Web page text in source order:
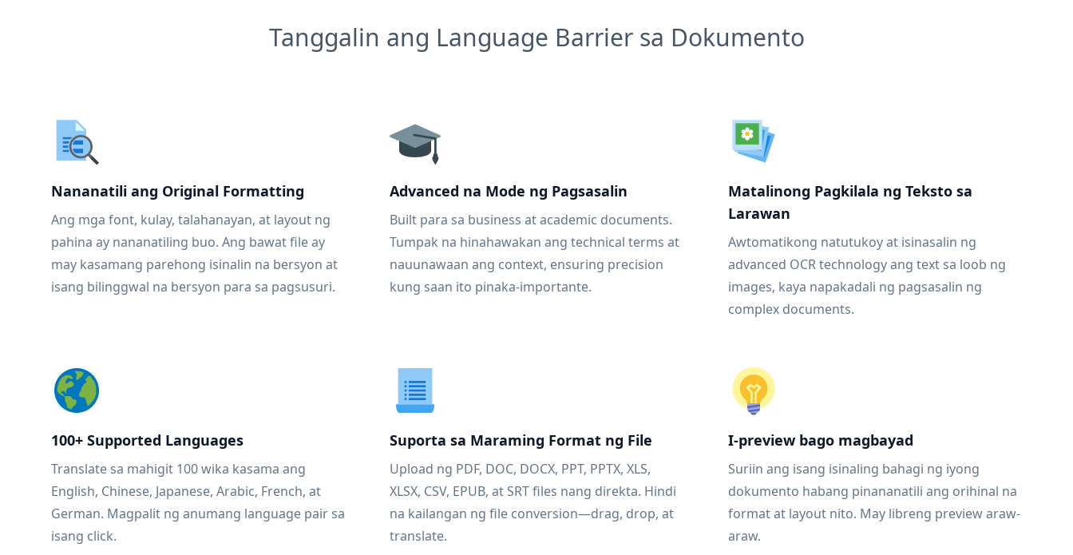
Tanggalin ang Language Barrier sa Dokumento
Nananatili ang Original Formatting
Ang mga font, kulay, talahanayan, at layout ng
pahina ay nananatiling buo. Ang bawat file ay
may kasamang parehong isinalin na bersyon at
isang bilinggwal na bersyon para sa pagsusuri.
Advanced na Mode ng Pagsasalin
Built para sa business at academic documents.
Tumpak na hinahawakan ang technical terms at
nauunawaan ang context, ensuring precision
kung saan ito pinaka-importante.
Matalinong Pagkilala ng Teksto sa
Larawan
Awtomatikong natutukoy at isinasalin ng
advanced OCR technology ang text sa loob ng
images, kaya napakadali ng pagsasalin ng
complex documents.
100+ Supported Languages
Translate sa mahigit 100 wika kasama ang
English, Chinese, Japanese, Arabic, French, at
German. Magpalit ng anumang language pair sa
isang click.
Suporta sa Maraming Format ng File
Upload ng PDF, DOC, DOCX, PPT, PPTX, XLS,
XLSX, CSV, EPUB, at SRT files nang direkta. Hindi
na kailangan ng file conversion—drag, drop, at
translate.
I-preview bago magbayad
Suriin ang isang isinaling bahagi ng iyong
dokumento habang pinananatili ang orihinal na
format at layout nito. May libreng preview araw-
araw.